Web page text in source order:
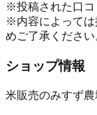
※投稿された口コ
※内容によっては
めご了承ください
ショップ情報
米販売のみすず農